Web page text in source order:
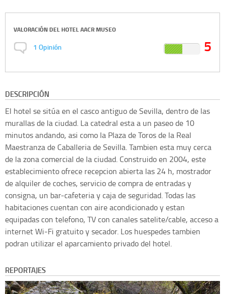
VALORACIÓN DEL HOTEL AACR MUSEO
1 Opinión 5
DESCRIPCIÓN
El hotel se sitúa en el casco antiguo de Sevilla, dentro de las
murallas de la ciudad. La catedral esta a un paseo de 10
minutos andando, asi como la Plaza de Toros de la Real
Maestranza de Caballeria de Sevilla. Tambien esta muy cerca
de la zona comercial de la ciudad. Construido en 2004, este
establecimiento ofrece recepcion abierta las 24 h, mostrador
de alquiler de coches, servicio de compra de entradas y
consigna, un bar-cafeteria y caja de seguridad. Todas las
habitaciones cuentan con aire acondicionado y estan
equipadas con telefono, TV con canales satelite/cable, acceso a
internet Wi-Fi gratuito y secador. Los huespedes tambien
podran utilizar el aparcamiento privado del hotel.
REPORTAJES